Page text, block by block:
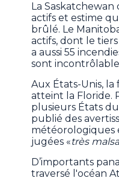
La
actifs et estime
brûlé. Le
actifs, dont le
a aussi 55
sont
Aux États-Unis,
atteint la Floride.
plusieurs États
publié des
météorologiques
jugées «très
D’importants
traversé l'océan